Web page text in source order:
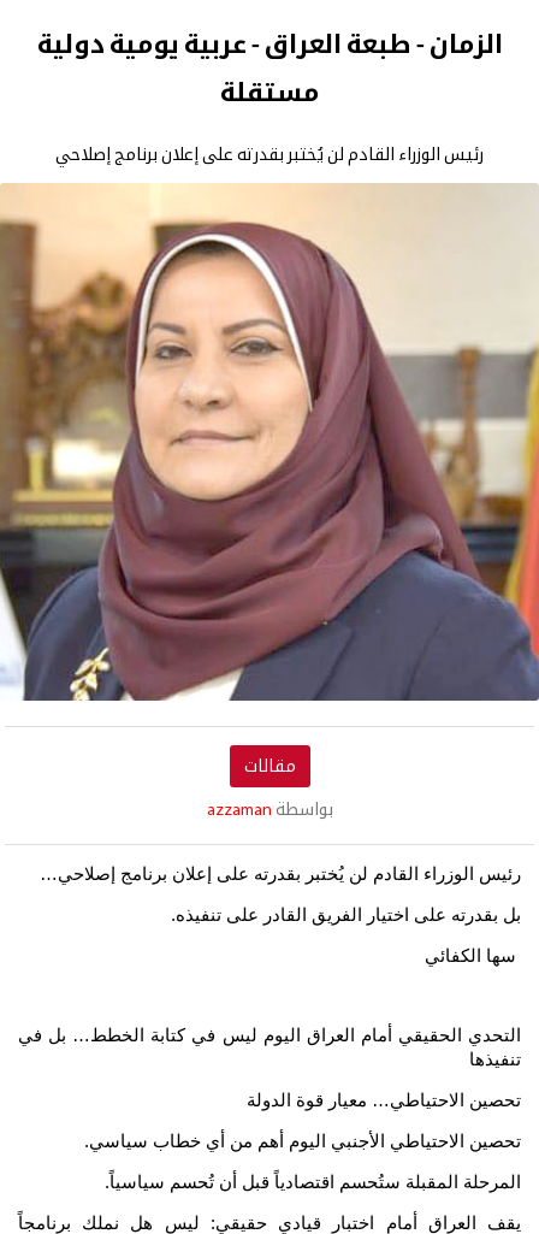
الزمان - طبعة العراق - عربية يومية دولية
مستقلة
رئيس الوزراء القادم لن يُختبر بقدرته على إعلان برنامج إصلاحي
مقالات
بواسطة azzaman
رئيس الوزراء القادم لن يُختبر بقدرته على إعلان برنامج إصلاحي…
بل بقدرته على اختيار الفريق القادر على تنفيذه.
سها الكفائي
التحدي الحقيقي أمام العراق اليوم ليس في كتابة الخطط… بل في
تنفيذها
تحصين الاحتياطي… معيار قوة الدولة
تحصين الاحتياطي الأجنبي اليوم أهم من أي خطاب سياسي.
المرحلة المقبلة ستُحسم اقتصادياً قبل أن تُحسم سياسياً.
يقف العراق أمام اختبار قيادي حقيقي: ليس هل نملك برنامجاً